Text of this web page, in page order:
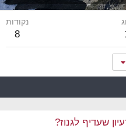
נקודות
8
שעדיף לגנוז?